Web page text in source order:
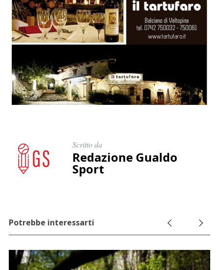
Scritto da
Redazione Gualdo
Sport
Potrebbe interessarti